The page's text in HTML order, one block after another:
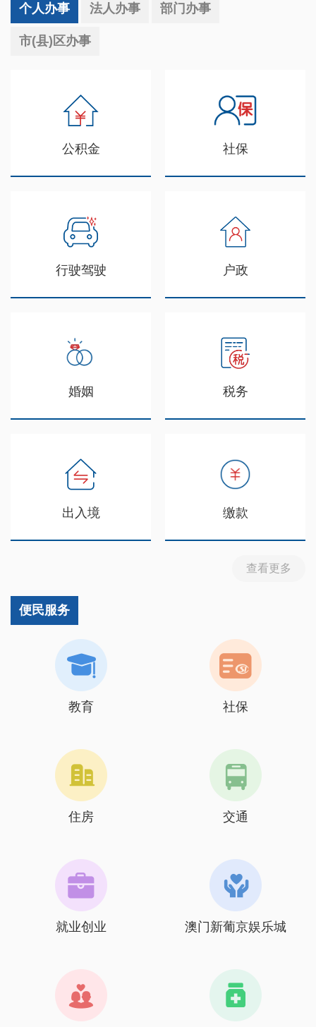
个人办事 法人办事 部门办事
市(县)区办事
公积金 社保
行驶驾驶 户政
婚姻 税务
出入境 缴款
查看更多
便民服务
教育 社保
住房 交通
就业创业 澳门新葡京娱乐城